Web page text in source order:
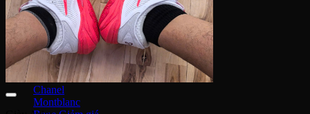
Supreme
Celine
Louis Vuitton
Maison Margiela
Nike
MCM
Dolce & Gabbana
Chanel
Montblanc